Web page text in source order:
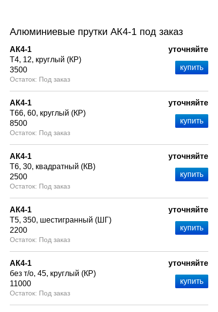
Алюминиевые прутки АК4-1 под заказ
АК4-1
Т4 12 круглый (КР)
3500
Под заказ
уточняйте
АК4-1
Т66 60 круглый (КР)
8500
Под заказ
уточняйте
АК4-1
Т6 30 квадратный (КВ)
2500
Под заказ
уточняйте
АК4-1
Т5 350 шестигранный (ШГ)
2200
Под заказ
уточняйте
АК4-1
без т/о 45 круглый (КР)
11000
Под заказ
уточняйте